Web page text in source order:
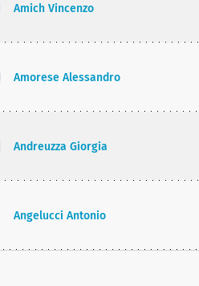
Amich Vincenzo
Amorese Alessandro
Andreuzza Giorgia
Angelucci Antonio